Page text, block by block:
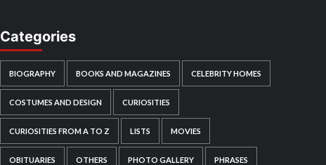
Categories
BIOGRAPHY BOOKS AND MAGAZINES CELEBRITY HOMES
COSTUMES AND DESIGN CURIOSITIES
CURIOSITIES FROM A TO Z LISTS MOVIES
OBITUARIES OTHERS PHOTO GALLERY PHRASES